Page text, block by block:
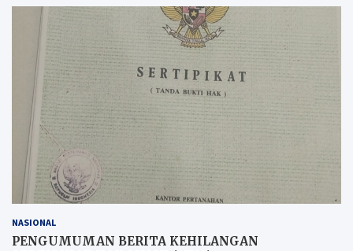
NASIONAL
PENGUMUMAN BERITA KEHILANGAN